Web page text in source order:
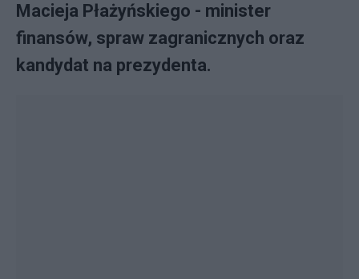
Macieja Płażyńskiego - minister
finansów, spraw zagranicznych oraz
kandydat na prezydenta.